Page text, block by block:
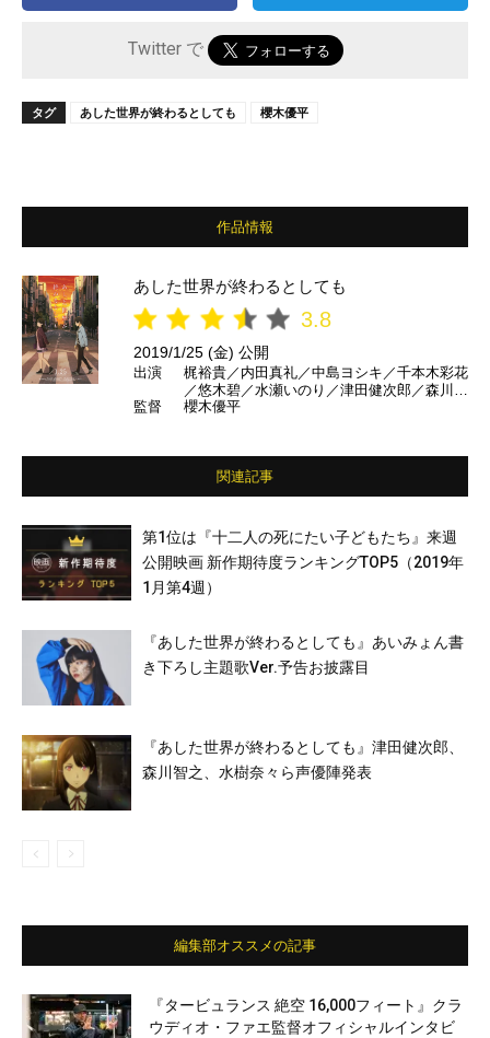
Twitter で
タグ あした世界が終わるとしても 櫻木優平
作品情報
あした世界が終わるとしても
3.8
2019/1/25 (金) 公開
出演
梶裕貴／内田真礼／中島ヨシキ／千本木彩花
／悠木碧／水瀬いのり／津田健次郎／森川智
之／水樹奈々／古谷徹 ほか
監督 櫻木優平
関連記事
第1位は『十二人の死にたい子どもたち』来週
公開映画 新作期待度ランキングTOP5（2019年
1月第4週）
『あした世界が終わるとしても』あいみょん書
き下ろし主題歌Ver.予告お披露目
『あした世界が終わるとしても』津田健次郎、
森川智之、水樹奈々ら声優陣発表
編集部オススメの記事
『タービュランス 絶空 16,000フィート』クラ
ウディオ・ファエ監督オフィシャルインタビ